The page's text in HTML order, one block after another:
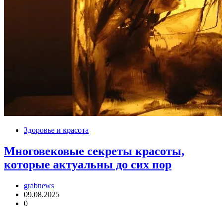
Здоровье и красота
Многовековые секреты красоты,
которые актуальны до сих пор
grabnews
09.08.2025
0